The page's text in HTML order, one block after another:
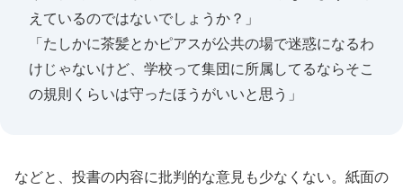
えているのではないでしょうか？」
「たしかに茶髪とかピアスが公共の場で迷惑になるわ
けじゃないけど、学校って集団に所属してるならそこ
の規則くらいは守ったほうがいいと思う」
などと、投書の内容に批判的な意見も少なくない。紙面の